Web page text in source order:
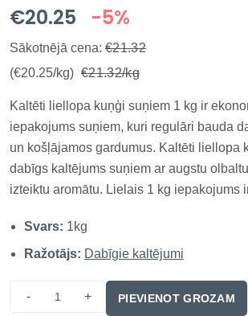
€20.25 -5%
Sākotnējā cena: €21.32
(€20.25/kg) €21.32/kg
Kaltēti liellopa kuņģi suņiem 1 kg ir
iepakojums suņiem, kuri regulāri bauda
un košļājamos gardumus. Kaltēti liellopa
dabīgs kaltējums suņiem ar augstu
izteiktu aromātu. Lielais 1 kg iepakojums
izmanto dabīgos gardumus apbalvošanai
nodar...
Svars: 1kg
Ražotājs: Dabīgie kaltējumi
- + PIEVIENOT GROZAM